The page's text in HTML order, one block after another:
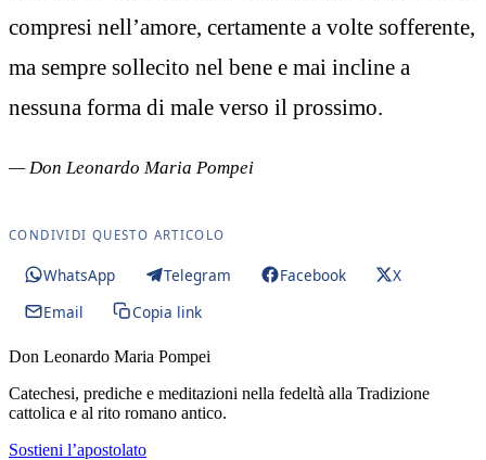
compresi nell’amore, certamente a volte sofferente,
ma sempre sollecito nel bene e mai incline a
nessuna forma di male verso il prossimo.
— Don Leonardo Maria Pompei
CONDIVIDI QUESTO ARTICOLO
WhatsApp Telegram Facebook
X
Email
Copia link
Don Leonardo Maria Pompei
Catechesi, prediche e meditazioni nella fedeltà alla Tradizione
cattolica e al rito romano antico.
Sostieni l’apostolato